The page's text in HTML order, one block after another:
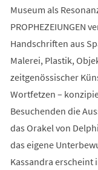
Museum als
PROPHEZEIUNGEN
Handschriften aus
Malerei, Plastik,
zeitgenössischer
Wortfetzen –
Besuchenden die
das Orakel von
das eigene
Kassandra erscheint